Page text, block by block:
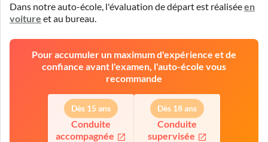
Dans notre auto-école, l'évaluation de départ est réaliséeen
voiture etau bureau.
Pour accumuler un maximum d'expérience et de
confiance avant l'examen, l'auto-école vous
recommande
Dès 15 ans
Conduite
accompagnée
Dès 18 ans
Conduite
supervisée